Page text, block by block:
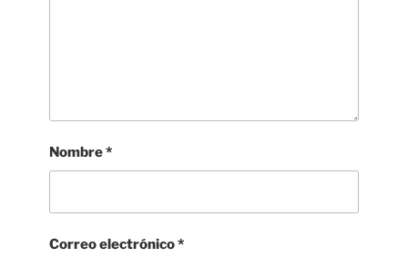
Nombre*
Correo electrónico*